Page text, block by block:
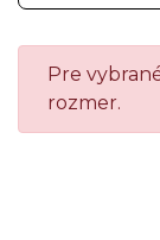
Pre
rozmer.